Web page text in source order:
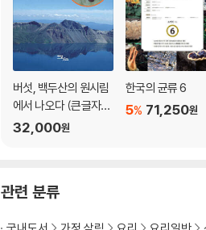
독버섯
깔때기버섯 / 독송이 / 암회색광대버섯아
외대버섯 / 뱀껍질광대버섯
술과 함께 먹으면 중독증상이 나타나는 버섯
두엄가루눈물버섯 / 갈색무리눈물버섯 / 배
버섯, 백두산의 원시림
에서 나오다 (큰글자도
서)
32,000원
한국의 균류 6
71,250원
5%
관련 분류